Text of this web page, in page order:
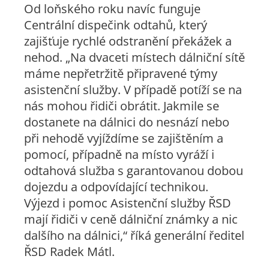
Od loňského roku navíc funguje
Centrální dispečink odtahů, který
zajišťuje rychlé odstranění překážek a
nehod. „Na dvaceti místech dálniční sítě
máme nepřetržitě připravené týmy
asistenční služby. V případě potíží se na
nás mohou řidiči obrátit. Jakmile se
dostanete na dálnici do nesnází nebo
při nehodě vyjíždíme se zajištěním a
pomocí, případně na místo vyráží i
odtahová služba s garantovanou dobou
dojezdu a odpovídající technikou.
Výjezd i pomoc Asistenční služby ŘSD
mají řidiči v ceně dálniční známky a nic
dalšího na dálnici,“ říká generální ředitel
ŘSD Radek Mátl.